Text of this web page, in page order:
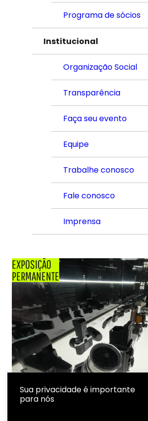
Programa de sócios
Institucional
Organização Social
Transparência
Faça seu evento
Equipe
Trabalhe conosco
Fale conosco
Imprensa
EXPOSIÇÃO
PERMANENTE
Sua privacidade é importante
para nós